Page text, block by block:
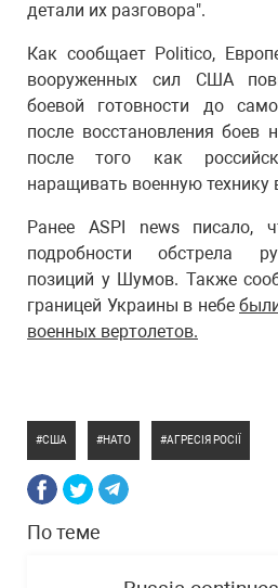
детали их разговора".
Как сообщает Politiсo,
вооруженных сил США
боевой готовности до
после восстановления боев
после того как
наращивать военную технику
Ранее ASPI news писало,
подробности обстрела
позиций у Шумов. Также
границей Украины в небе
военных вертолетов.
США НАТО АГРЕСІЯ РОСІЇ
По теме